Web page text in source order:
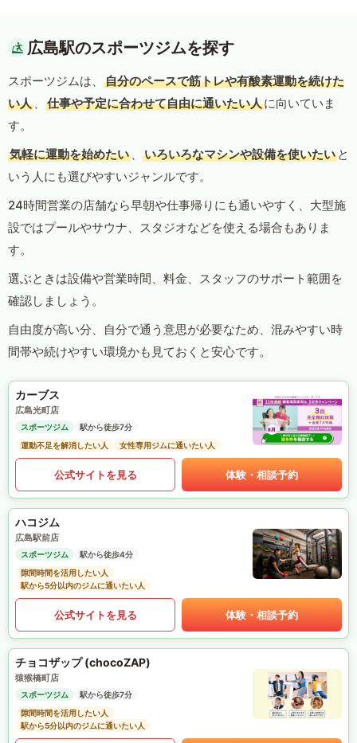
広島駅のスポーツジムを探す
スポーツジムは、
自分のペースで筋トレや有酸素運動を続けた
い人 、 仕事や予定に合わせて自由に通いたい人に向いていま
す。
気軽に運動を始めたい 、 いろいろなマシンや設備を使いたい と
いう人にも選びやすいジャンルです。
24時間営業の店舗なら早朝や仕事帰りにも通いやすく、大型施
設ではプールやサウナ、スタジオなどを使える場合もありま
す。
選ぶときは設備や営業時間、料金、スタッフのサポート範囲を
確認しましょう。
自由度が高い分、自分で通う意思が必要なため、混みやすい時
間帯や続けやすい環境かも見ておくと安心です。
カーブス
広島光町店
スポーツジム
駅から徒歩7分
運動不足を解消したい人
女性専用ジムに通いたい人
公式サイトを見る 体験・相談予約
ハコジム
広島駅前店
スポーツジム
駅から徒歩4分
隙間時間を活用したい人
駅から5分以内のジムに通いたい人
公式サイトを見る 体験・相談予約
チョコザップ (chocoZAP)
猿猴橋町店
スポーツジム
駅から徒歩7分
隙間時間を活用したい人
駅から5分以内のジムに通いたい人